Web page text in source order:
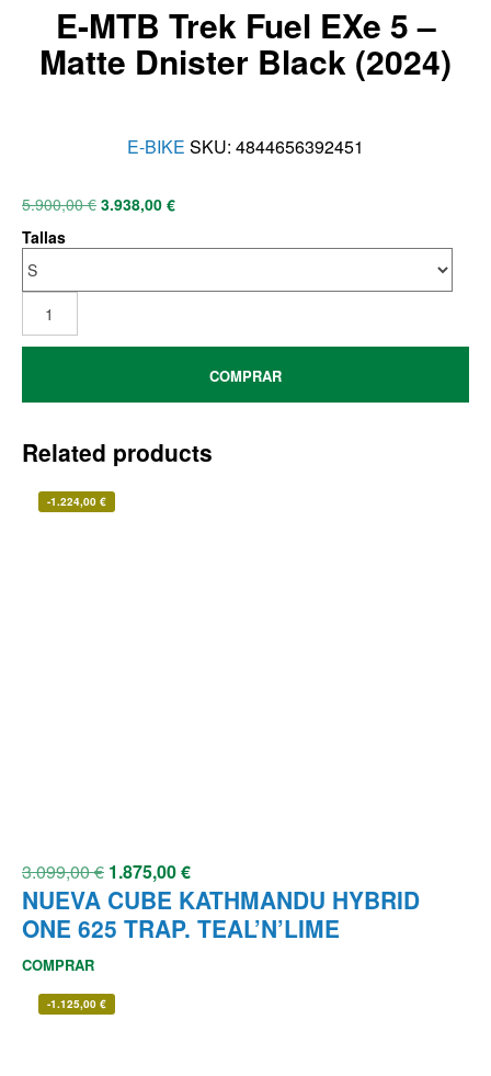
E-MTB Trek Fuel EXe 5 –
Matte Dnister Black (2024)
E-BIKE SKU: 4844656392451
5.900,00€ 3.938,00 €
Tallas
COMPRAR
Related products
-1.224,00 €
3.099,00€ 1.875,00€
NUEVA CUBE KATHMANDU HYBRID
ONE 625 TRAP. TEAL’N’LIME
COMPRAR
-1.125,00 €